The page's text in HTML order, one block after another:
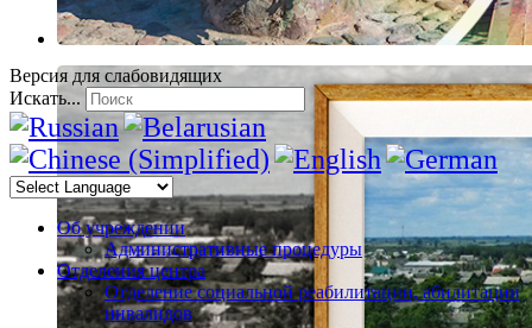
Версия для слабовидящих
Искать...
Об учреждении
Административные процедуры
Отделения центра
Отделение социальной реабилитации, абилитации
инвалидов